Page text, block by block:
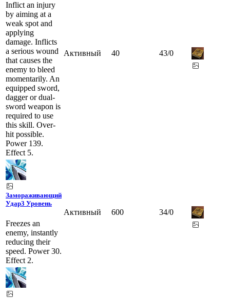
Inflict an injury
by aiming at a
weak spot and
applying
damage. Inflicts
a serious wound
that causes the
enemy to bleed
momentarily. An
equipped sword,
dagger or dual-
sword weapon is
required to use
this skill. Over-
hit possible.
Power 139.
Effect 5.
Активный 40 43/0
Замораживающий
Удар3 Уровень
Freezes an
enemy, instantly
reducing their
speed. Power 30.
Effect 2.
Активный 600 34/0